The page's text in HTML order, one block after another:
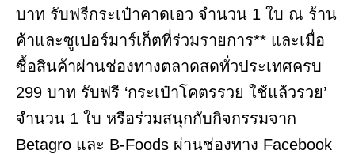
บาท รับฟรีกระเป๋าคาดเอว จำนวน 1 ใบ ณ ร้าน
ค้าและซูเปอร์มาร์เก็ตที่ร่วมรายการ** และเมื่อ
ซื้อสินค้าผ่านช่องทางตลาดสดทั่วประเทศครบ
299 บาท รับฟรี ‘กระเป๋าโคตรรวย ใช้แล้วรวย’
จำนวน 1 ใบ หรือร่วมสนุกกับกิจกรรมจาก
Betagro และ B-Foods ผ่านช่องทาง Facebook